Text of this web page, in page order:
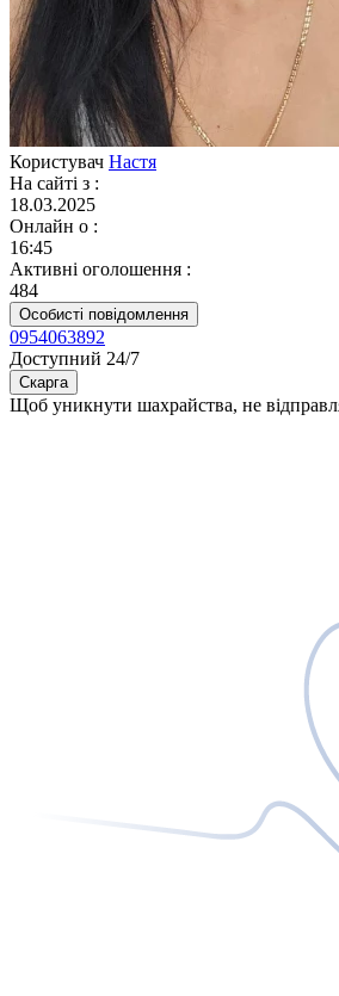
Користувач Настя
На сайті з :
18.03.2025
Онлайн о :
16:45
Активні оголошення :
484
Особисті повідомлення
0954063892
Доступний 24/7
Скарга
Щоб уникнути шахрайства, не